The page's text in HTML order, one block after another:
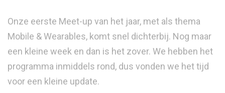
Onze eerste Meet-up van het jaar, met als thema
Mobile & Wearables, komt snel dichterbij. Nog maar
een kleine week en dan is het zover. We hebben het
programma inmiddels rond, dus vonden we het tijd
voor een kleine update.